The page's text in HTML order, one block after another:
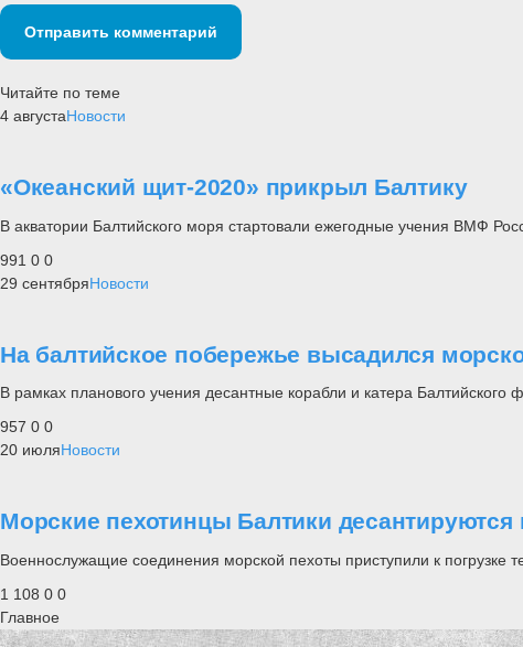
Отправить комментарий
Читайте по теме
4 августаНовости
«Океанский щит-2020» прикрыл Балтику
В акватории Балтийского моря стартовали ежегодные учения ВМФ
991 0 0
29 сентябряНовости
На балтийское побережье высадился
В рамках планового учения десантные корабли и катера
957 0 0
20 июляНовости
Морские пехотинцы Балтики
Военнослужащие соединения морской пехоты приступили к погрузке
1 108 0 0
Главное